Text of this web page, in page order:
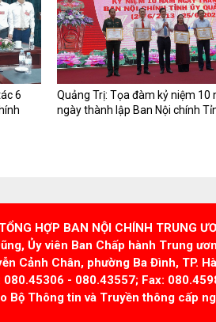
6
Quảng Trị: Tọa đàm kỷ niệm 10
ngày thành lập Ban Nội chính
HỢP BAN NỘI CHÍNH TRUNG
Ủy viên Ban Chấp hành Trung
Cảnh Chân, phường Ba Đình, TP.
- 080.43557; Fax:
Bộ Thông tin và Truyền thông cấp